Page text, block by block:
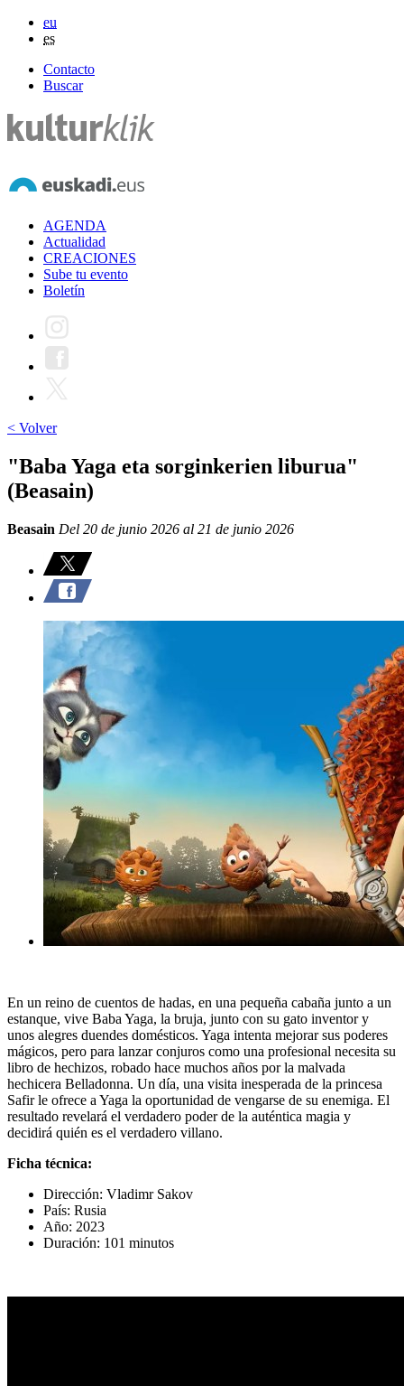
eu
es
Contacto
Buscar
AGENDA
Actualidad
CREACIONES
Sube tu evento
Boletín
< Volver
"Baba Yaga eta sorginkerien liburua"
(Beasain)
Beasain Del 20 de junio 2026 al 21 de junio 2026
En un reino de cuentos de hadas, en una pequeña cabaña junto a un
estanque, vive Baba Yaga, la bruja, junto con su gato inventor y
unos alegres duendes domésticos. Yaga intenta mejorar sus poderes
mágicos, pero para lanzar conjuros como una profesional necesita su
libro de hechizos, robado hace muchos años por la malvada
hechicera Belladonna. Un día, una visita inesperada de la princesa
Safir le ofrece a Yaga la oportunidad de vengarse de su enemiga. El
resultado revelará el verdadero poder de la auténtica magia y
decidirá quién es el verdadero villano.
Ficha técnica:
Dirección: Vladimr Sakov
País: Rusia
Año: 2023
Duración: 101 minutos